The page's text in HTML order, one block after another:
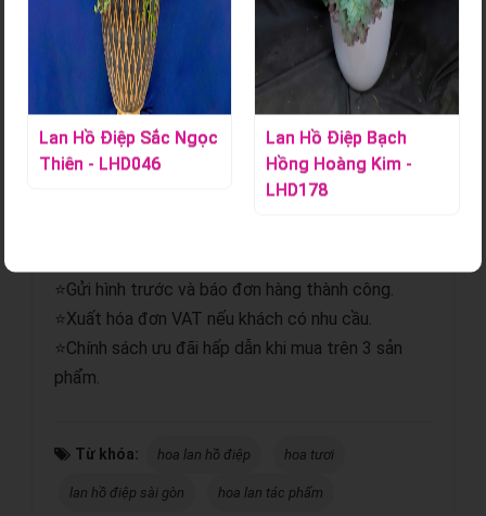
Chi tiết sản phẩm
⭐Giao hoa hỏa tốc.
⭐Gửi hình trước và sau khi giao.
⭐Gửi hình trước và báo đơn hàng thành công.
⭐Xuất hóa đơn VAT nếu khách có nhu cầu.
⭐Chính sách ưu đãi hấp dẫn khi mua trên 3 sản
phẩm.
Từ khóa: hoa lan hồ điệp hoa tươi
lan hồ điệp sài gòn hoa lan tác phẩm
Lan Hồ Điệp Sắc Ngọc
Thiên - LHD046
Lan Hồ Điệp Bạch
Hồng Hoàng Kim -
LHD178